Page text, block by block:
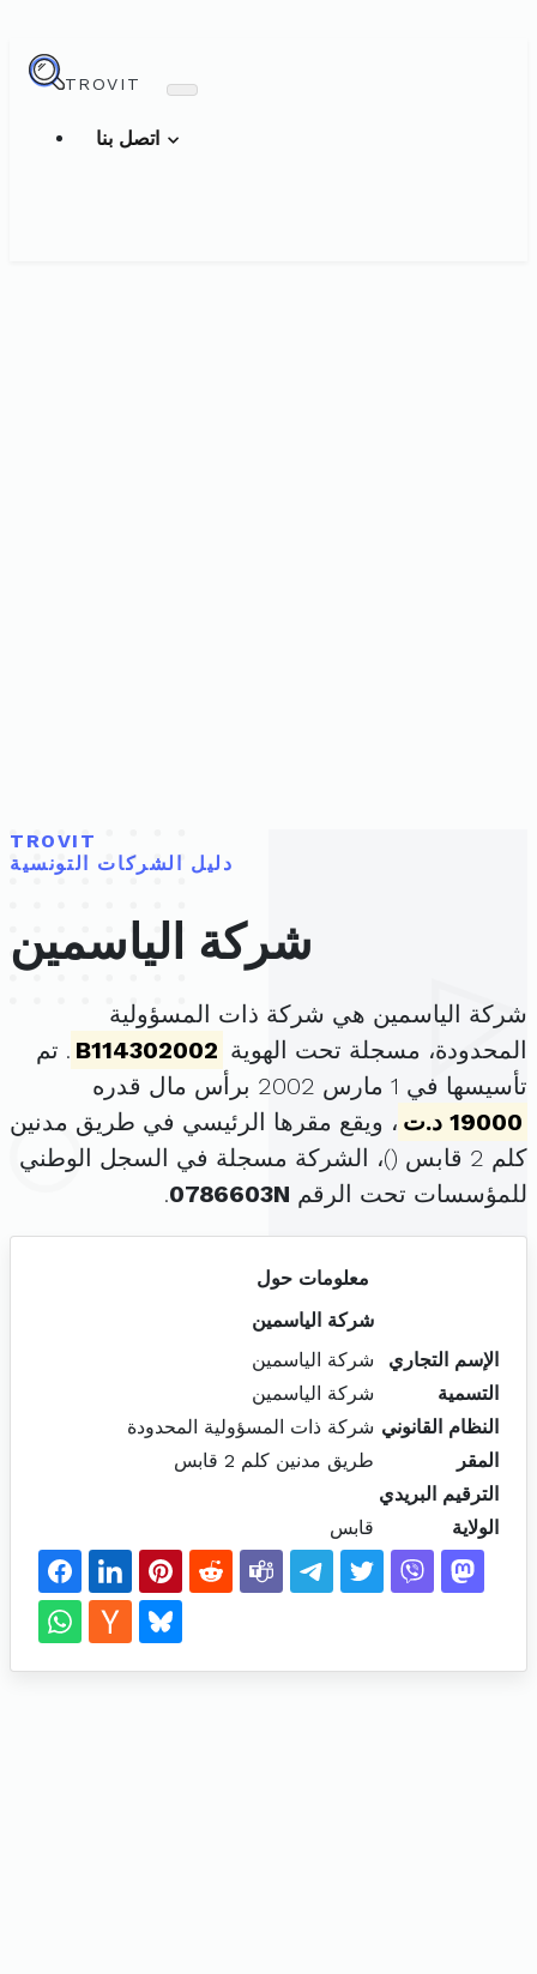
TROVIT
TROVIT
دليل الشركات التونسية
شركة الياسمين
شركة الياسمين هي شركة ذات المسؤولية
المحدودة، مسجلة تحت الهوية B114302002 . تم
تأسيسها في 1 مارس 2002 برأس مال قدره
19000 د.ت
، ويقع مقرها الرئيسي في طريق مدنين
كلم 2 قابس (
)، الشركة مسجلة في السجل الوطني
للمؤسسات تحت الرقم 0786603N
.
معلومات حول
شركة الياسمين
الإسم التجاري
شركة الياسمين
التسمية
شركة الياسمين
النظام القانوني شركة ذات المسؤولية المحدودة
المقر
طريق مدنين كلم 2 قابس
الترقيم البريدي
الولاية
قابس